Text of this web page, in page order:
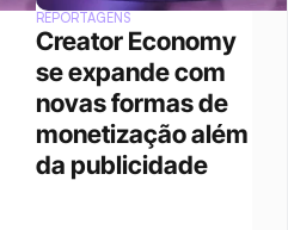
REPORTAGENS
Creator Economy
se expande com
novas formas de
monetização além
da publicidade